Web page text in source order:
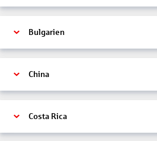
Bulgarien
China
Costa Rica